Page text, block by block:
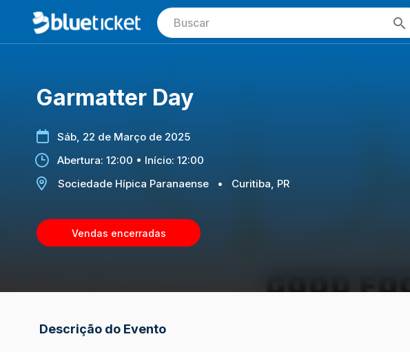
Garmatter Day
Sáb, 22 de Março de 2025
Abertura: 12:00 • Início: 12:00
Sociedade Hípica Paranaense
• Curitiba, PR
Vendas encerradas
Descrição do Evento